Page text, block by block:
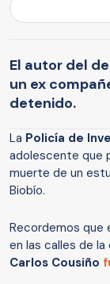
El autor del
un ex
detenido.
La Policía de
adolescente que
muerte de un
Biobío.
Recordemos que
en las calles de
Carlos Cousiño